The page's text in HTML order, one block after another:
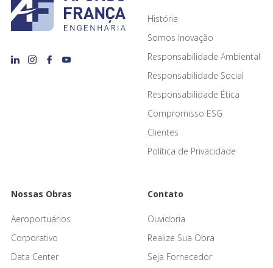
História
Somos Inovação
Responsabilidade Ambiental
Responsabilidade Social
Responsabilidade Ética
Compromisso ESG
Clientes
Política de Privacidade
Nossas Obras
Aeroportuários
Corporativo
Data Center
Contato
Ouvidoria
Realize Sua Obra
Seja Fornecedor